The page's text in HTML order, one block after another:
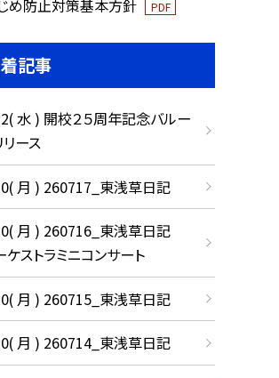
め防止対策基本方針
PDF
記事
水 ) 開校２５周年記念バルー
リース
月 ) 260717_東浅草日記
月 ) 260716_東浅草日記
ケストラミニコンサート
月 ) 260715_東浅草日記
月 ) 260714_東浅草日記